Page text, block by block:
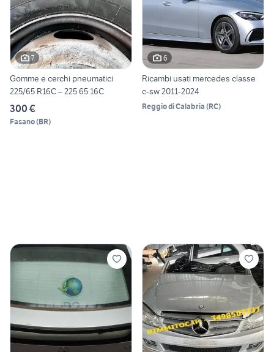
7
Gomme e cerchi pneumatici
225/65 R16C – 225 65 16C
300 €
Fasano(BR)
6
Ricambi usati mercedes classe
c-sw 2011-2024
Reggio di Calabria (RC)